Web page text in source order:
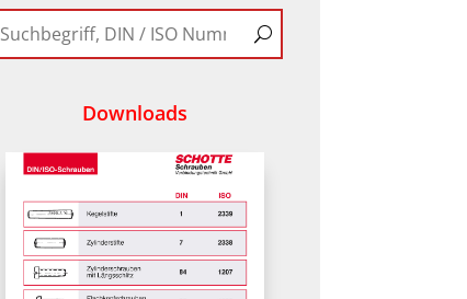
Downloads